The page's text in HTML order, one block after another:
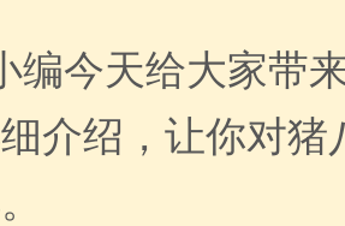
编今天给大家带
介绍，让你对猪
。